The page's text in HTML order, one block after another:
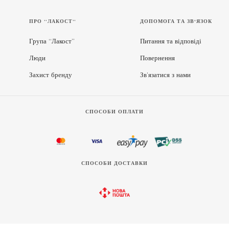
ПРО “ЛАКОСТ”
Група “Лакост”
Люди
Захист бренду
ДОПОМОГА ТА ЗВ'ЯЗОК
Питання та відповіді
Повернення
Зв’язатися з нами
СПОСОБИ ОПЛАТИ
СПОСОБИ ДОСТАВКИ